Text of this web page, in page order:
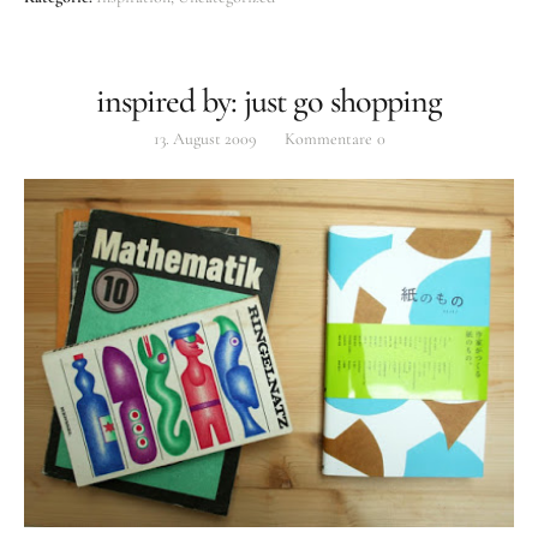
inspired by: just go shopping
13. August 2009 Kommentare 0